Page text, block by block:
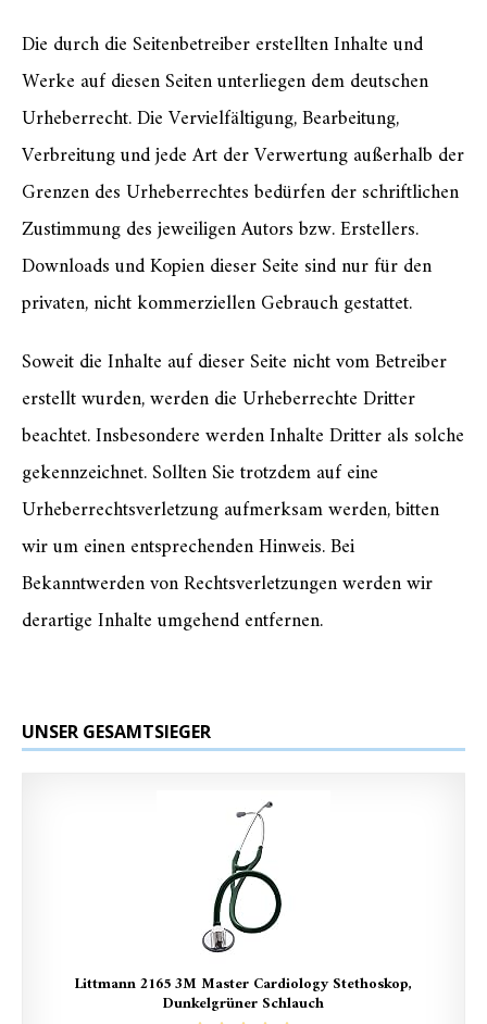
Die durch die Seitenbetreiber erstellten Inhalte und
Werke auf diesen Seiten unterliegen dem deutschen
Urheberrecht. Die Vervielfältigung, Bearbeitung,
Verbreitung und jede Art der Verwertung außerhalb der
Grenzen des Urheberrechtes bedürfen der schriftlichen
Zustimmung des jeweiligen Autors bzw. Erstellers.
Downloads und Kopien dieser Seite sind nur für den
privaten, nicht kommerziellen Gebrauch gestattet.
Soweit die Inhalte auf dieser Seite nicht vom Betreiber
erstellt wurden, werden die Urheberrechte Dritter
beachtet. Insbesondere werden Inhalte Dritter als solche
gekennzeichnet. Sollten Sie trotzdem auf eine
Urheberrechtsverletzung aufmerksam werden, bitten
wir um einen entsprechenden Hinweis. Bei
Bekanntwerden von Rechtsverletzungen werden wir
derartige Inhalte umgehend entfernen.
UNSER GESAMTSIEGER
Littmann 2165 3M Master Cardiology Stethoskop,
Dunkelgrüner Schlauch